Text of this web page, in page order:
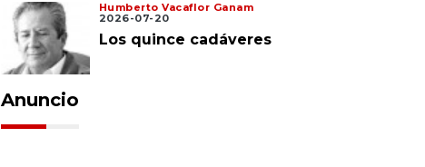
Humberto Vacaflor Ganam
2026-07-20
Los quince cadáveres
Anuncio